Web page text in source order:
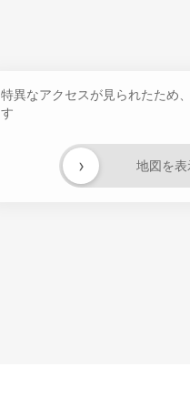
特異なアクセスが見られたため
す
地図を表
›